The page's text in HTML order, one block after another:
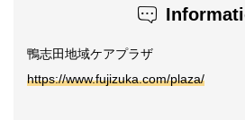
鴨志田地域ケアプラザ
https://www.fujizuka.com/plaza/